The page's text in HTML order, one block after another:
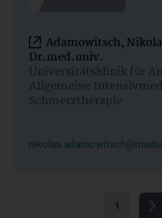
Adamowitsch,
Dr.med.univ.
Universitätsklinik für
Allgemeine
Schmerztherapie
1